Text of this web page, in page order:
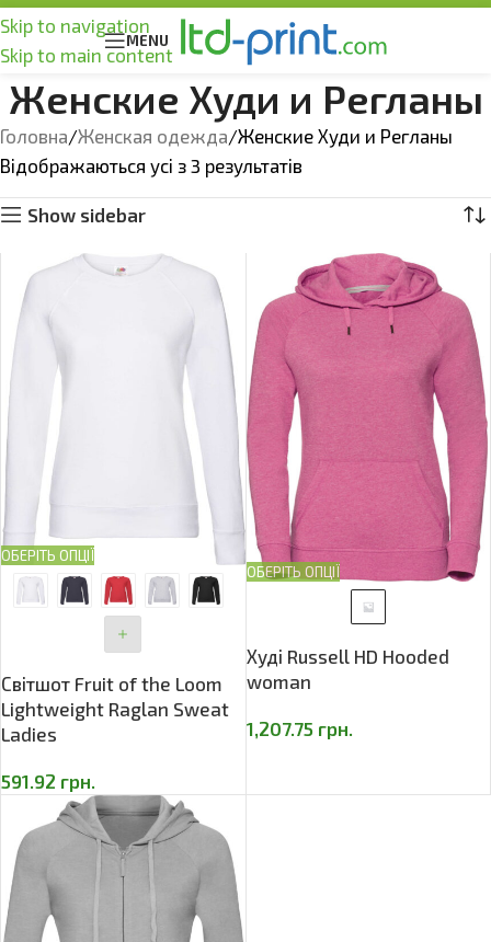
Skip to navigation
Skip to main content
MENU
Женские Худи и Регланы
Головна Женская одежда Женские Худи и Регланы
Відображаються усі з 3 результатів
Show sidebar
ОБЕРІТЬ ОПЦІЇ
Світшот Fruit of the Loom
Lightweight Raglan Sweat
Ladies
591.92 грн.
ОБЕРІТЬ ОПЦІЇ
Худі Russell HD Hooded
woman
1,207.75 грн.